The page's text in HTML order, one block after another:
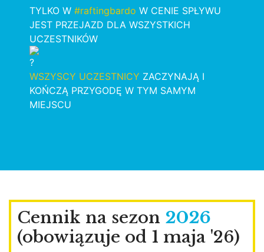
TYLKO W #raftingbardo W CENIE SPŁYWU
JEST PRZEJAZD DLA WSZYSTKICH
UCZESTNIKÓW
WSZYSCY UCZESTNICY ZACZYNAJĄ I
KOŃCZĄ PRZYGODĘ W TYM SAMYM
MIEJSCU
Cennik na sezon 2026
(obowiązuje od 1 maja '26)